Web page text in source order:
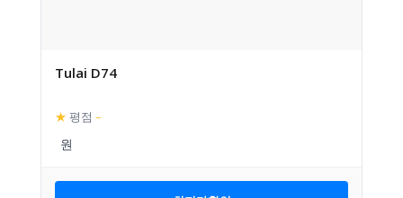
Tulai D74
★ 평점 –